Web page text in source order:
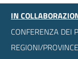
IN
CONFERENZA DEI
REGIONI/